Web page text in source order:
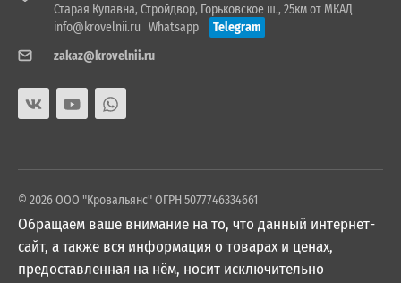
Старая Купавна, Стройдвор, Горьковское ш., 25км от МКАД
info@krovelnii.ru Whatsapp
Telegram
zakaz@krovelnii.ru
© 2026 ООО "Кровальянс" ОГРН 5077746334661
Обращаем ваше внимание на то, что данный интернет-
сайт, а также вся информация о товарах и ценах,
предоставленная на нём, носит исключительно